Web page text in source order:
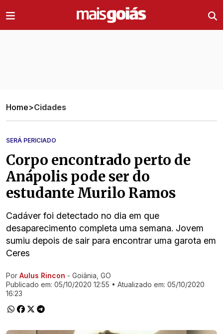
Home>Cidades
SERÁ PERICIADO
Corpo encontrado perto de
Anápolis pode ser do
estudante Murilo Ramos
Cadáver foi detectado no dia em que
desaparecimento completa uma semana. Jovem
sumiu depois de sair para encontrar uma garota em
Ceres
Ir direto pra matéria
Por Aulus Rincon - Goiânia, GO
Publicado em: 05/10/2020 12:55 • Atualizado em: 05/10/2020
16:23